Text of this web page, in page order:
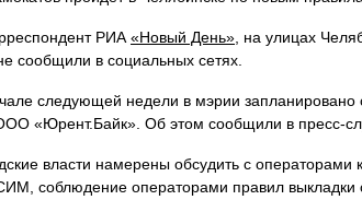
РИА«Новый День», на улицах
сообщили в социальных сетях.
следующей недели в мэрии
«Юрент.Байк». Об этом сообщили в пресс-
власти намерены обсудить с
соблюдение операторами правил выкладки